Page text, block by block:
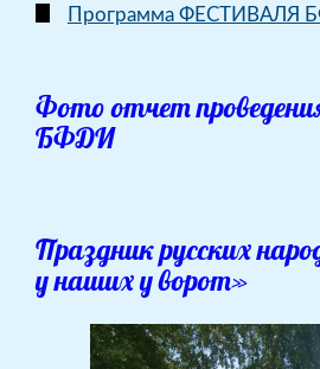
Программа ФЕСТИВАЛЯ
Фото отчет
БФДИ
Праздник русских
у наших у ворот»